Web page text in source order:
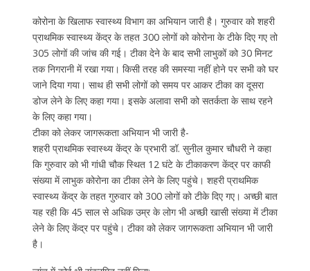
कोरोना के खिलाफ स्वास्थ्य विभाग का अभियान जारी है। गुरुवार को शहरी
प्राथमिक स्वास्थ्य केंद्र के तहत 300 लोगों को कोरोना के टीके दिए गए तो
305 लोगों की जांच की गई। टीका देने के बाद सभी लाभुकों को 30 मिनट
तक निगरानी में रखा गया। किसी तरह की समस्या नहीं होने पर सभी को घर
जाने दिया गया। साथ ही सभी लोगों को समय पर आकर टीका का दूसरा
डोज लेने के लिए कहा गया। इसके अलावा सभी को सतर्कता के साथ रहने
के लिए कहा गया।
टीका को लेकर जागरूकता अभियान भी जारी है-
शहरी प्राथमिक स्वास्थ्य केंद्र के प्रभारी डॉ. सुनील कुमार चौधरी ने कहा
कि गुरुवार को भी गांधी चौक स्थित 12 घंटे के टीकाकरण केंद्र पर काफी
संख्या में लाभुक कोरोना का टीका लेने के लिए पहुंचे। शहरी प्राथमिक
स्वास्थ्य केंद्र के तहत गुरुवार को 300 लोगों को टीके दिए गए। अच्छी बात
यह रही कि 45 साल से अधिक उम्र के लोग भी अच्छी खासी संख्या में टीका
लेने के लिए केंद्र पर पहुंचे। टीका को लेकर जागरूकता अभियान भी जारी
है।